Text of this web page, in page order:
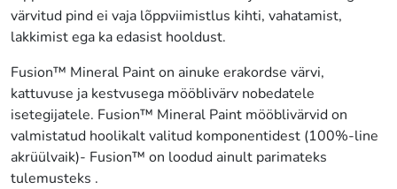
värvitud pind ei vaja lõppviimistlus kihti, vahatamist,
lakkimist ega ka edasist hooldust.
Fusion™ Mineral Paint on ainuke erakordse värvi,
kattuvuse ja kestvusega mööblivärv nobedatele
isetegijatele. Fusion™ Mineral Paint mööblivärvid on
valmistatud hoolikalt valitud komponentidest (100%-line
akrüülvaik)- Fusion™ on loodud ainult parimateks
tulemusteks .